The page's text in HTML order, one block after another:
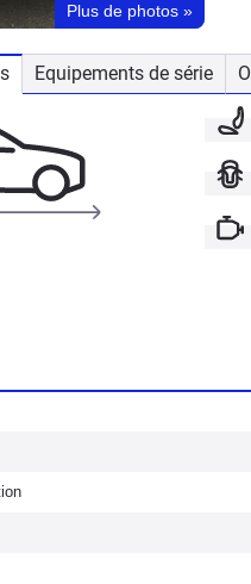
Plus de photos »
Equipements de série